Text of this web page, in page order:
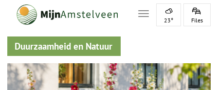
Toggle navigation
23° Files
Duurzaamheid en Natuur